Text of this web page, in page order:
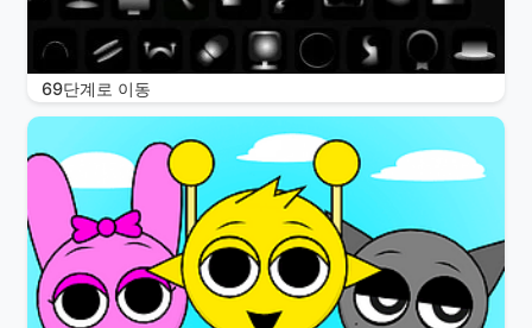
69단계로 이동